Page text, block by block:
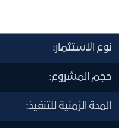
نوع الاستثمار:
حجم المشروع:
المدة الزمنية للتنفيذ: